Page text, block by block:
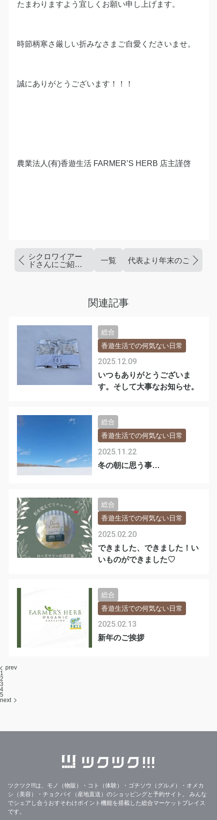
たまわりますよう宜しくお願い申し上げます。
時節柄寒さ厳しい折みなさまご自愛くださいませ。
誠にありがとうございます！！！
農業法人(有)香遊生活 FARMER’S HERB 店主謹啓
シクロワイアー
ドさんにご紹介
一覧 代表より年末のご挨拶。
関連記事
いつもありがとうございま
す。そして大事なお知らせ。
2025.12.09
総合
香遊生活での何気ない日常
冬の朝に思う事…
2025.11.22
総合
香遊生活での何気ない日常
できました、できました！い
いものができました♡
2025.02.20
総合
香遊生活での何気ない日常
新年のご挨拶
2025.02.13
総合
香遊生活での何気ない日常
prev
1
2
3
4
5
next
ツクツク!!!は、モノ（物販）・コト（体験）・ゴチソウ（グルメ）・オメカ
シ（美容）・チョクバイ（産地直送）のショッピングと予約サイト。
みんな
でシェアし合うおすそわけポイント機能を搭載した総合マーケットプレイス
です。